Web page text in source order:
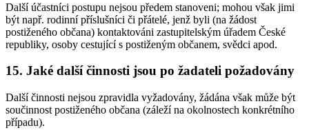
Další účastníci postupu nejsou předem stanoveni; mohou však jimi
být např. rodinní příslušníci či přátelé, jenž byli (na žádost
postiženého občana) kontaktováni zastupitelským úřadem České
republiky, osoby cestující s postiženým občanem, svědci apod.
15. Jaké další činnosti jsou po žadateli požadovány
Další činnosti nejsou zpravidla vyžadovány, žádána však může být
součinnost postiženého občana (záleží na okolnostech konkrétního
případu).